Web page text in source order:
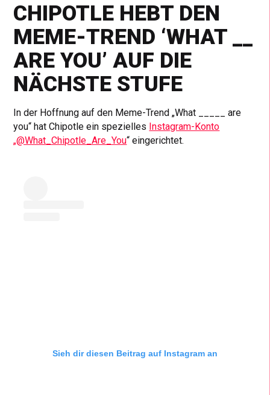
CHIPOTLE HEBT DEN
MEME-TREND ‘WHAT __
ARE YOU’ AUF DIE
NÄCHSTE STUFE
In der Hoffnung auf den Meme-Trend „What _____ are
you“ hat Chipotle ein spezielles Instagram-Konto
„@What_Chipotle_Are_You“ eingerichtet.
Sieh dir diesen Beitrag auf Instagram an